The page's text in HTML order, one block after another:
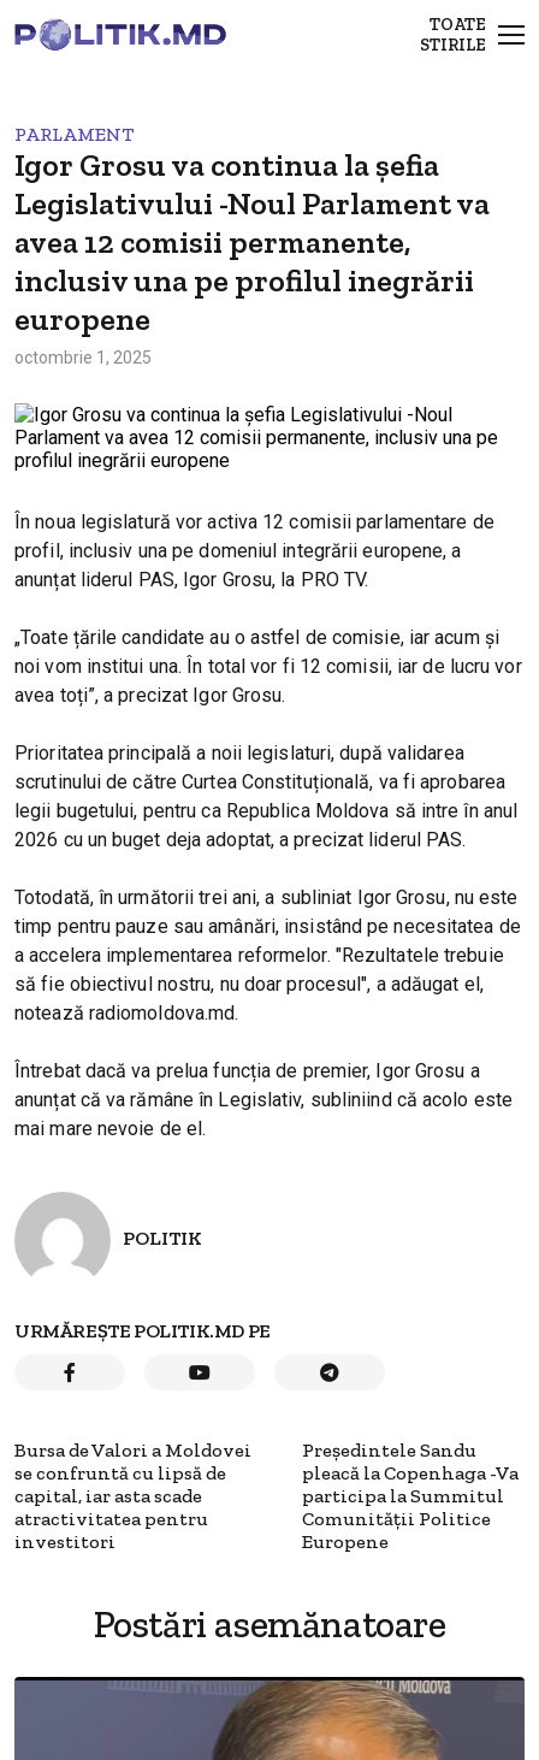
TOATE
STIRILE
PARLAMENT
Igor Grosu va continua la șefia
Legislativului -Noul Parlament va
avea 12 comisii permanente,
inclusiv una pe profilul inegrării
europene
octombrie 1, 2025
În noua legislatură vor activa 12 comisii parlamentare de
profil, inclusiv una pe domeniul integrării europene, a
anunțat liderul PAS, Igor Grosu, la PRO TV.
„Toate țările candidate au o astfel de comisie, iar acum și
noi vom institui una. În total vor fi 12 comisii, iar de lucru vor
avea toți”, a precizat Igor Grosu.
Prioritatea principală a noii legislaturi, după validarea
scrutinului de către Curtea Constituțională, va fi aprobarea
legii bugetului, pentru ca Republica Moldova să intre în anul
2026 cu un buget deja adoptat, a precizat liderul PAS.
Totodată, în următorii trei ani, a subliniat Igor Grosu, nu este
timp pentru pauze sau amânări, insistând pe necesitatea de
a accelera implementarea reformelor. "Rezultatele trebuie
să fie obiectivul nostru, nu doar procesul", a adăugat el,
notează radiomoldova.md.
Întrebat dacă va prelua funcția de premier, Igor Grosu a
anunțat că va rămâne în Legislativ, subliniind că acolo este
mai mare nevoie de el.
POLITIK
URMĂREȘTE POLITIK.MD PE
Bursa de Valori a Moldovei
se confruntă cu lipsă de
capital, iar asta scade
atractivitatea pentru
investitori
Președintele Sandu
pleacă la Copenhaga -Va
participa la Summitul
Comunității Politice
Europene
Postări asemănatoare